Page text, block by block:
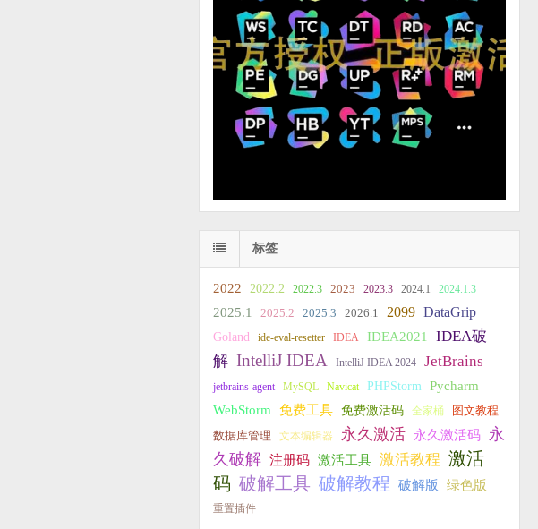
标签
2022 2022.2 2022.3 2023 2023.3 2024.1 2024.1.3
2025.1 2025.2 2025.3 2026.1 2099 DataGrip
Goland ide-eval-resetter IDEA IDEA2021
IDEA破
解 IntelliJ IDEA IntelliJ IDEA 2024 JetBrains
jetbrains-agent MySQL Navicat PHPStorm Pycharm
WebStorm 免费工具 免费激活码 全家桶 图文教程
数据库管理 文本编辑器 永久激活 永久激活码
永
久破解 注册码 激活工具 激活教程 激活
码 破解工具 破解教程 破解版 绿色版
重置插件